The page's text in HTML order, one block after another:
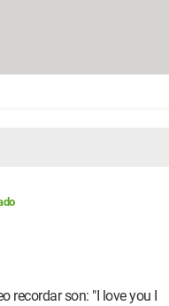
recordar son: "I love you I